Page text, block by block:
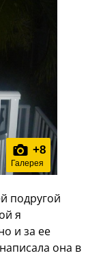
+8
Галерея
подругой
я
и за ее
она в